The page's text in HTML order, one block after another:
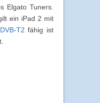
Elgato Tuners.
ein iPad 2 mit
DVB-T2 fähig ist